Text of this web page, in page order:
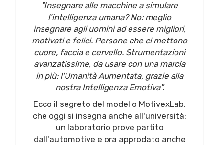
"Insegnare alle macchine a simulare
l'intelligenza umana? No: meglio
insegnare agli uomini ad essere migliori,
motivati e felici. Persone che ci mettono
cuore, faccia e cervello. Strumentazioni
avanzatissime, da usare con una marcia
in più: l'Umanità Aumentata, grazie alla
nostra Intelligenza Emotiva".
Ecco il segreto del modello MotivexLab,
che oggi si insegna anche all'università:
un laboratorio prove partito
dall'automotive e ora approdato anche